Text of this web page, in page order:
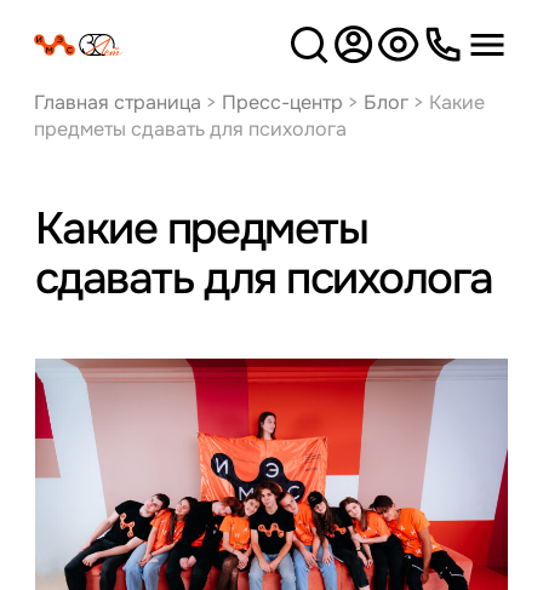
Версия
для слабовидящих
Главная страница > Пресс-центр > Блог> Какие
предметы сдавать для психолога
Какие предметы
сдавать для психолога